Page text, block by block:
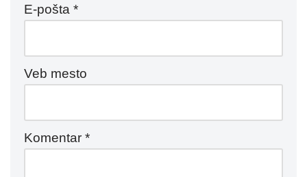
E-pošta *
Veb mesto
Komentar *